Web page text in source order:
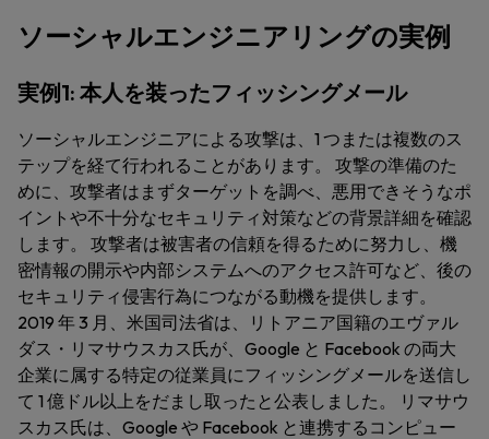
ソーシャルエンジニアリングの実例
実例1: 本人を装ったフィッシングメール
ソーシャルエンジニアによる攻撃は、1 つまたは複数のス
テップを経て行われることがあります。 攻撃の準備のた
めに、攻撃者はまずターゲットを調べ、悪用できそうなポ
イントや不十分なセキュリティ対策などの背景詳細を確認
します。 攻撃者は被害者の信頼を得るために努力し、機
密情報の開示や内部システムへのアクセス許可など、後の
セキュリティ侵害行為につながる動機を提供します。
2019 年 3 月、米国司法省は、リトアニア国籍のエヴァル
ダス・リマサウスカス氏が、Google と Facebook の両大
企業に属する特定の従業員にフィッシングメールを送信し
て 1 億ドル以上をだまし取ったと公表しました。 リマサウ
スカス氏は、Google や Facebook と連携するコンピュー